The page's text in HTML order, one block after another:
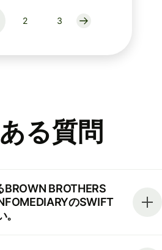
2 3
る質問
BROTHERS
のSWIFT